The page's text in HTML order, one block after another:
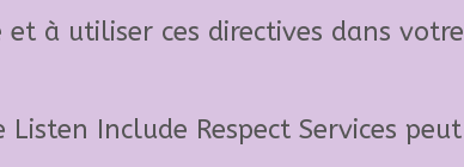
à utiliser ces directives dans votre
Include Respect Services peut